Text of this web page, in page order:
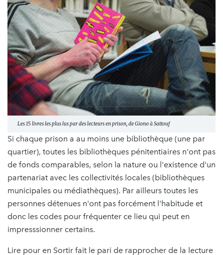
Les 15 livres les plus lus par des lecteurs en prison, de Giono à Sattouf
Si chaque prison a au moins une bibliothèque (une par
quartier), toutes les bibliothèques pénitentiaires n'ont pas
de fonds comparables, selon la nature ou l'existence d'un
partenariat avec les collectivités locales (bibliothèques
municipales ou médiathèques). Par ailleurs toutes les
personnes détenues n'ont pas forcément l'habitude et
donc les codes pour fréquenter ce lieu qui peut en
impresssionner certains.
Lire pour en Sortir fait le pari de rapprocher de la lecture